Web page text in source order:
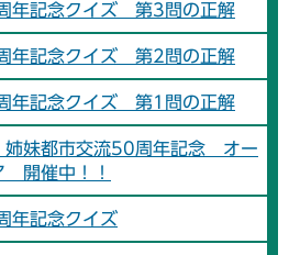
年記念クイズ 第3問の正解
年記念クイズ 第2問の正解
年記念クイズ 第1問の正解
姉妹都市交流50周年記念 オー
開催中！！
年記念クイズ